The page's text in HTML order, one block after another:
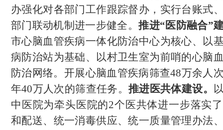
办强化对各部门工作跟踪督办，实行台账式
部门联动机制进一步健全。推进“医防融合”
市心脑血管疾病一体化防治中心为核心、以
病防治站为基础、以村卫生室为前哨的心脑
防治网络。开展心脑血管疾病筛查48万余人
年40万人次的筛查任务。 推进医共体建设。
中医院为牵头医院的2个医共体进一步落实
和配送、统一消毒供应、统一质量管理办法